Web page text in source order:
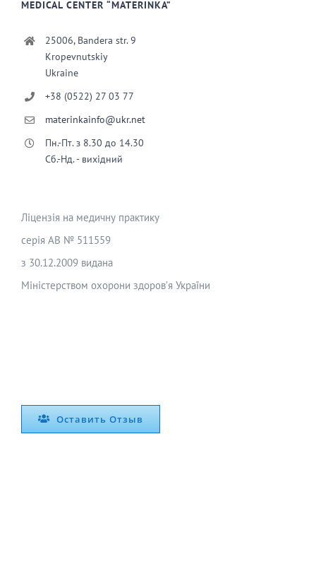
MEDICAL CENTER “MATERINKA”
25006, Bandera str. 9
Kropevnutskiy
Ukraine
+38 (0522) 27 03 77
materinkainfo@ukr.net
Пн.-Пт. з 8.30 до 14.30
Сб.-Нд. - вихідний
Ліцензія на медичну практику
серія АВ № 511559
з 30.12.2009 видана
Міністерством охорони здоров’я України
Оставить Отзыв